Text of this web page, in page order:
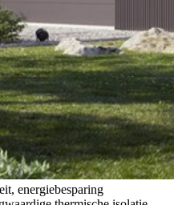
energiebesparing